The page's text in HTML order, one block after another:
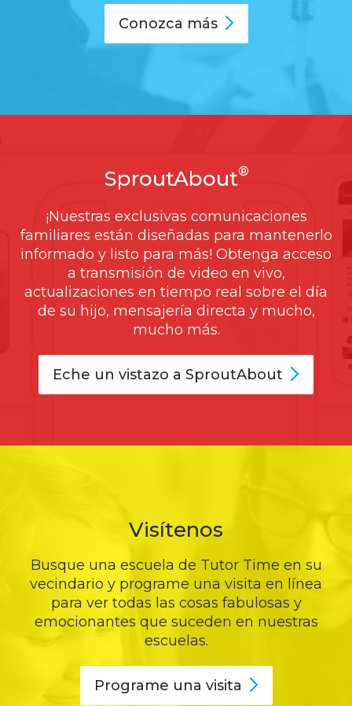
Conozca más
SproutAbout®
¡Nuestras exclusivas comunicaciones
familiares están diseñadas para mantenerlo
informado y listo para más! Obtenga acceso
a transmisión de video en vivo,
actualizaciones en tiempo real sobre el día
de su hijo, mensajería directa y mucho,
mucho más.
Eche un vistazo a SproutAbout
Visítenos
Busque una escuela de Tutor Time en su
vecindario y programe una visita en línea
para ver todas las cosas fabulosas y
emocionantes que suceden en nuestras
escuelas.
Programe una visita